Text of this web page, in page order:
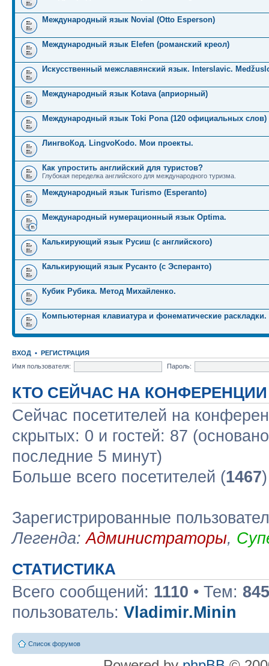
Международный язык Novial (Otto Esperson)
Международный язык Elefen (романский креол)
Искусственный межславянский язык. Interslavic.
Международный язык Kotava (априорный)
Международный язык Toki Pona (120 официальных слов)
ЛингвоКод. LingvoKodo. Мои проекты.
Как упростить английский для туристов?
Глубокая переделка английского для международного туризма.
Международный язык Turismo (Esperanto)
Международный нумерационный язык Optima.
Калькирующий язык Русиш (с английского)
Калькирующий язык Русанто (с Эсперанто)
Кубик Рубика. Метод Михайленко.
Компьютерная клавиатура и фонематические раскладки.
ВХОД • РЕГИСТРАЦИЯ
Имя пользователя:
Пароль:
КТО СЕЙЧАС НА КОНФЕРЕНЦИИ
Сейчас посетителей на
скрытых: 0 и гостей: 87
последние 5 минут)
Больше всего посетителей (1467
Зарегистрированные
Легенда:Администраторы,
СТАТИСТИКА
Всего сообщений: 1110 • Тем: 845
пользователь: Vladimir.Minin
Список форумов